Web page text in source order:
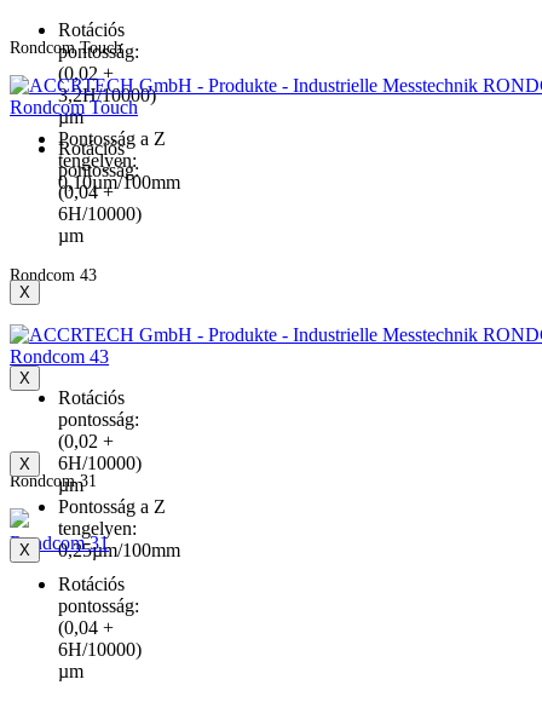
Rotációs
pontosság:
(0,02 +
3,2H/10000)
µm
Pontosság a Z
tengelyen:
0,10µm/100mm
Rondcom Touch
Rondcom Touch
Rotációs
pontosság:
(0,04 +
6H/10000)
µm
Rondcom 43
Rondcom 43
Rotációs
pontosság:
(0,02 +
6H/10000)
µm
Pontosság a Z
tengelyen:
0,25µm/100mm
Rondcom 31
Rondcom 31
Rotációs
pontosság:
(0,04 +
6H/10000)
µm
X
X
X
X